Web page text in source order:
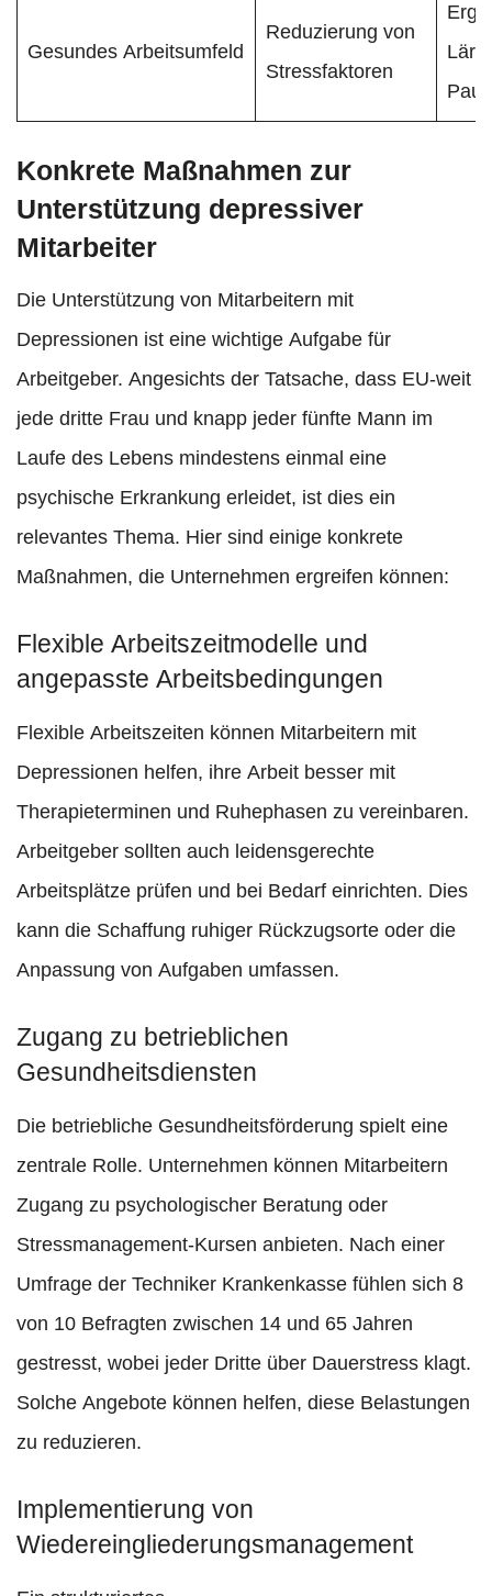
Gesundes Arbeitsumfeld
Reduzierung von
Stressfaktoren
Konkrete Maßnahmen zur
Unterstützung depressiver
Mitarbeiter
Die Unterstützung von Mitarbeitern mit
Depressionen ist eine wichtige Aufgabe für
Arbeitgeber. Angesichts der Tatsache, dass EU-weit
jede dritte Frau und knapp jeder fünfte Mann im
Laufe des Lebens mindestens einmal eine
psychische Erkrankung erleidet, ist dies ein
relevantes Thema. Hier sind einige konkrete
Maßnahmen, die Unternehmen ergreifen können:
Flexible Arbeitszeitmodelle und
angepasste Arbeitsbedingungen
Flexible Arbeitszeiten können Mitarbeitern mit
Depressionen helfen, ihre Arbeit besser mit
Therapieterminen und Ruhephasen zu vereinbaren.
Arbeitgeber sollten auch leidensgerechte
Arbeitsplätze prüfen und bei Bedarf einrichten. Dies
kann die Schaffung ruhiger Rückzugsorte oder die
Anpassung von Aufgaben umfassen.
Zugang zu betrieblichen
Gesundheitsdiensten
Die betriebliche Gesundheitsförderung spielt eine
zentrale Rolle. Unternehmen können Mitarbeitern
Zugang zu psychologischer Beratung oder
Stressmanagement-Kursen anbieten. Nach einer
Umfrage der Techniker Krankenkasse fühlen sich 8
von 10 Befragten zwischen 14 und 65 Jahren
gestresst, wobei jeder Dritte über Dauerstress klagt.
Solche Angebote können helfen, diese Belastungen
zu reduzieren.
Implementierung von
Wiedereingliederungsmanagement